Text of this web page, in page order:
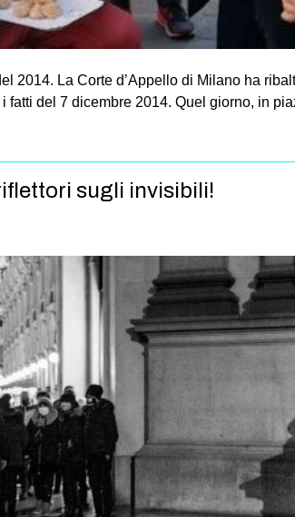
2014. La Corte d’Appello di Milano ha
fatti del 7 dicembre 2014. Quel giorno, in
sugli invisibili!